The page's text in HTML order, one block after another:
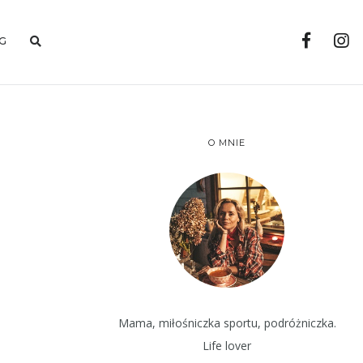
O MNIE
Mama, miłośniczka sportu, podróżniczka.
Life lover